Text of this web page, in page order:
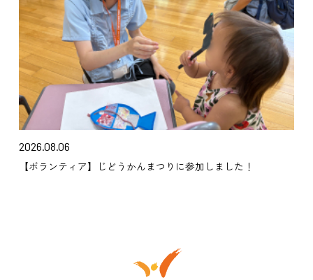
2026.08.06
【ボランティア】じどうかんまつりに参加しました！